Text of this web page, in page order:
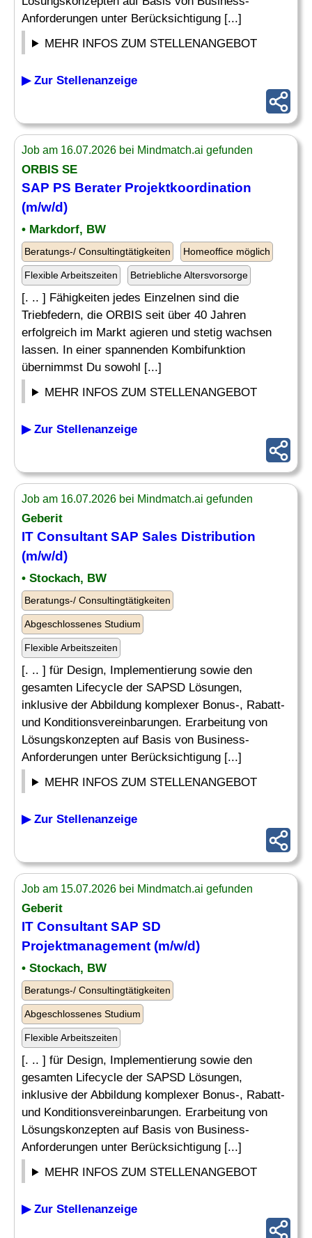
Anforderungen unter Berücksichtigung [...]
MEHR INFOS ZUM STELLENANGEBOT
▶ Zur Stellenanzeige
Job am 16.07.2026 bei Mindmatch.ai gefunden
ORBIS SE
SAP PS BeraterProjektkoordination
(m/w/d)
• Markdorf, BW
Beratungs-/ Consultingtätigkeiten Homeoffice möglich
Flexible Arbeitszeiten Betriebliche Altersvorsorge
[. .. ] Fähigkeiten jedes Einzelnen sind die
Triebfedern, die ORBIS seit über 40 Jahren
erfolgreich im Markt agieren und stetig wachsen
lassen. In einer spannenden Kombifunktion
übernimmst Du sowohl [...]
MEHR INFOS ZUM STELLENANGEBOT
▶ Zur Stellenanzeige
Job am 16.07.2026 bei Mindmatch.ai gefunden
Geberit
IT Consultant SAP Sales Distribution
(m/w/d)
• Stockach, BW
Beratungs-/ Consultingtätigkeiten
Abgeschlossenes Studium
Flexible Arbeitszeiten
[. .. ] für Design, Implementierung sowie den
gesamten Lifecycle der SAPSD Lösungen,
inklusive der Abbildung komplexer Bonus-, Rabatt-
und Konditionsvereinbarungen. Erarbeitung von
Lösungskonzepten auf Basis von Business-
Anforderungen unter Berücksichtigung [...]
MEHR INFOS ZUM STELLENANGEBOT
▶ Zur Stellenanzeige
Job am 15.07.2026 bei Mindmatch.ai gefunden
Geberit
IT Consultant SAP SD
Projektmanagement (m/w/d)
• Stockach, BW
Beratungs-/ Consultingtätigkeiten
Abgeschlossenes Studium
Flexible Arbeitszeiten
[. .. ] für Design, Implementierung sowie den
gesamten Lifecycle der SAPSD Lösungen,
inklusive der Abbildung komplexer Bonus-, Rabatt-
und Konditionsvereinbarungen. Erarbeitung von
Lösungskonzepten auf Basis von Business-
Anforderungen unter Berücksichtigung [...]
MEHR INFOS ZUM STELLENANGEBOT
▶ Zur Stellenanzeige